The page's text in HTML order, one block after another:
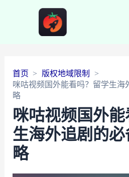
首页
版权地域限制
咪咕视频国外能看吗？留学生海
略
咪咕视频国外
生海外追剧的
略